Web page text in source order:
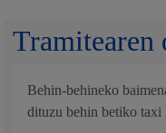
Tramitearen
Behin-behineko
dituzu behin betiko taxi